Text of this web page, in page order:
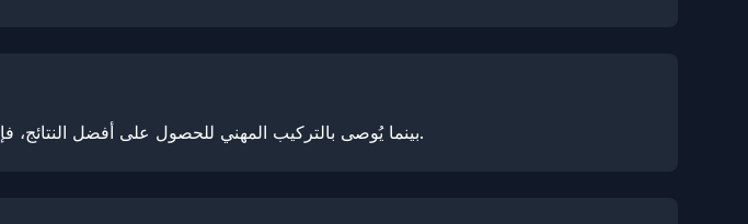
بينما يُوصى بالتركيب المهني للحصول على أفضل النتائج، فإن فيلم حماية الطلاء الخاص بنا مصمم للتركيب بسهولة نسبية من قبل المهنيين المدربين.